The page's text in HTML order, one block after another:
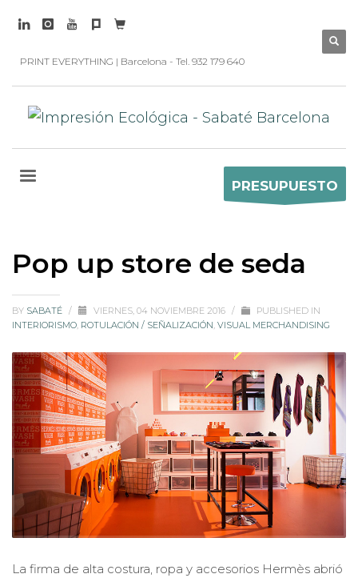
PRINT EVERYTHING | Barcelona - Tel. 932 179 640
PRESUPUESTO
Pop up store de seda
BY SABATÉ / VIERNES, 04 NOVIEMBRE 2016 /
PUBLISHED IN
INTERIORISMO, ROTULACIÓN / SEÑALIZACIÓN, VISUAL MERCHANDISING
La firma de alta costura, ropa y accesorios Hermès abrió